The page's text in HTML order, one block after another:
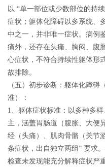
以 “单一部位或少数部位的持
症状；躯体化障碍以多系统、
中之一，并非唯一症状。病例
痛外，还存在头痛、胸闷、腹
心症状，不符合持续性躯体形
故排除。
（五）初步诊断：躯体化障碍
准）：
1、躯体症状标准：以多种多
主，涵盖胃肠道（腹胀、大便
经（头痛）、肌肉骨骼（关节
条症状，出自独立两组” 要求
检查未发现能充分解释症状严